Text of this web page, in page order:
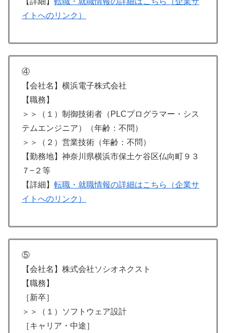
イトへのリンク）
④
【会社名】横浜電子株式会社
【職務】
＞＞（１）制御技術者（PLCプログラマー・シス
テムエンジニア）（年齢：不問）
＞＞（２）営業技術（年齢：不問）
【勤務地】神奈川県横浜市保土ケ谷区仏向町９３
７−２等
【詳細】 転職・就職情報の詳細はこちら（企業サ
イトへのリンク）
⑤
【会社名】株式会社ソシオネクスト
【職務】
［新卒］
＞＞（１）ソフトウェア設計
［キャリア・中途］